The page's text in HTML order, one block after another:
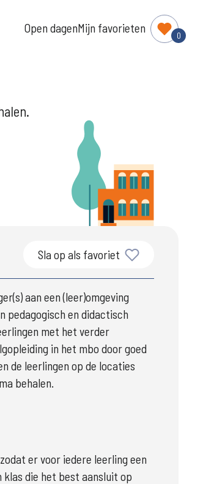
Open dagenMijn favorieten
0
Sla op als favoriet
aan een (leer)omgeving
pedagogisch en didactisch
in het mbo door goed
de leerlingen op de locaties
behalen.
er voor iedere leerling een
die het best aansluit op